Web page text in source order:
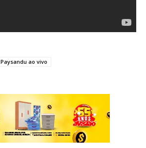
Paysandu ao vivo